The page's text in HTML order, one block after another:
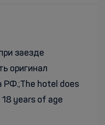
заезде
оригинал
РФ.;The hotel does
years of age